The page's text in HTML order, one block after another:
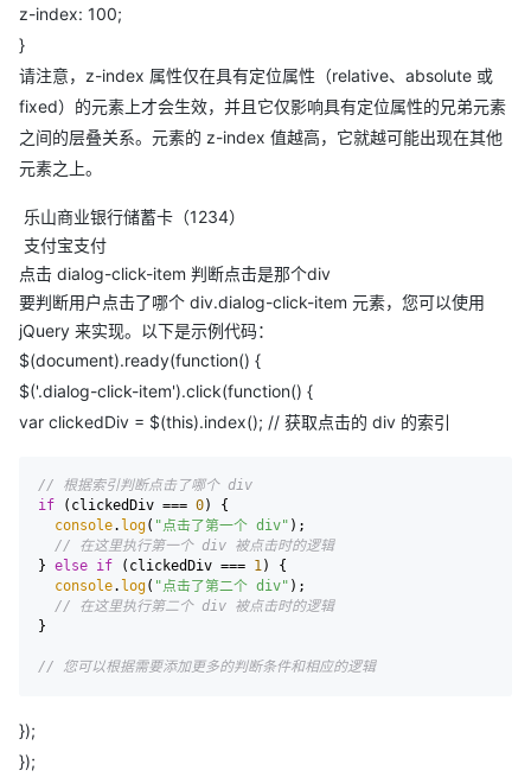
z-index: 100;
}
请注意，z-index 属性仅在具有定位属性（relative、absolute 或
fixed）的元素上才会生效，并且它仅影响具有定位属性的兄弟元素
之间的层叠关系。元素的 z-index 值越高，它就越可能出现在其他
元素之上。
乐山商业银行储蓄卡（1234）
支付宝支付
点击 dialog-click-item 判断点击是那个div
要判断用户点击了哪个 div.dialog-click-item 元素，您可以使用
jQuery 来实现。以下是示例代码：
$(document).ready(function() {
$('.dialog-click-item').click(function() {
var clickedDiv = $(this).index(); // 获取点击的 div 的索引
// 根据索引判断点击了哪个 div
if (clickedDiv === 0) {
console. log( "点击了第一个 div" );
// 在这里执行第一个 div 被点击时的逻辑
} else if (clickedDiv === 1) {
console. log( "点击了第二个 div" );
// 在这里执行第二个 div 被点击时的逻辑
}
// 您可以根据需要添加更多的判断条件和相应的逻辑
});
});